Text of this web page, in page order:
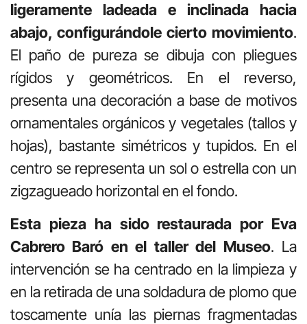
ligeramente ladeada e inclinada hacia
abajo, configurándole cierto movimiento.
El paño de pureza se dibuja con pliegues
rígidos y geométricos. En el reverso,
presenta una decoración a base de motivos
ornamentales orgánicos y vegetales (tallos y
hojas), bastante simétricos y tupidos. En el
centro se representa un sol o estrella con un
zigzagueado horizontal en el fondo.
Esta pieza ha sido restaurada por Eva
Cabrero Baró en el taller del Museo. La
intervención se ha centrado en la limpieza y
en la retirada de una soldadura de plomo que
toscamente unía las piernas fragmentadas